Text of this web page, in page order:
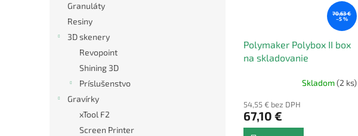
Granuláty
Resiny
3D skenery
Revopoint
Shining 3D
Príslušenstvo
Gravírky
xTool F2
Screen Printer
70,63 €
–5 %
Polymaker Polybox II box
na skladovanie
Skladom(2 ks)
54,55 € bez DPH
67,10 €